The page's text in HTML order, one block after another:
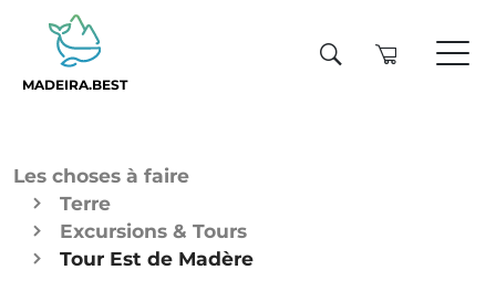
MADEIRA.BEST
Les choses à faire
Terre
Excursions & Tours
Tour Est de Madère